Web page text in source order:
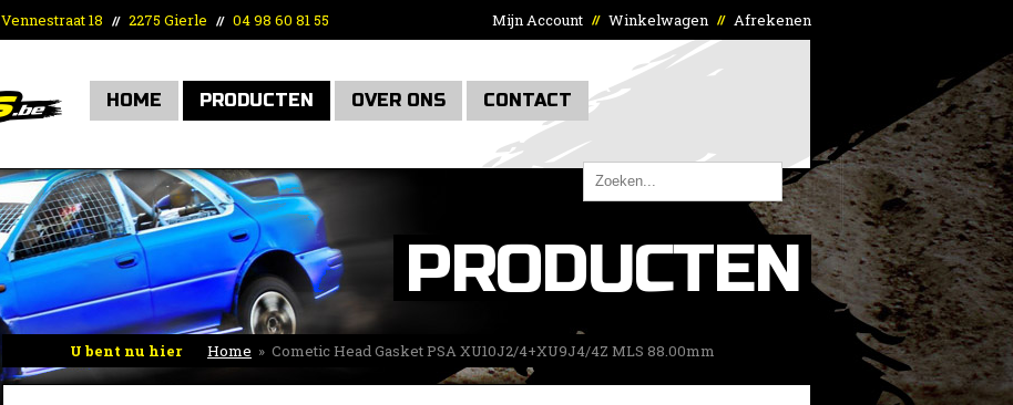
Vennestraat 18 // 2275 Gierle // 04 98 60 81 55 Mijn Account // Winkelwagen // Afrekenen
HOME PRODUCTEN OVER ONS CONTACT
PRODUCTEN
U bent nu hier Home » Cometic Head Gasket PSA XU10J2/4+XU9J4/4Z MLS 88.00mm
1.30mm